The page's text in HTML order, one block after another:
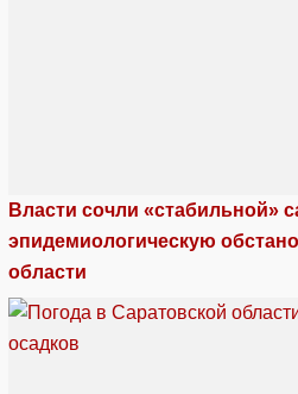
Власти сочли «стабильной»
эпидемиологическую
области